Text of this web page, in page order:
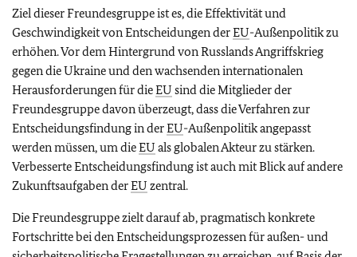
Ziel dieser Freundesgruppe ist es, die Effektivität und
Geschwindigkeit von Entscheidungen derEU-Außenpolitik zu
erhöhen. Vor dem Hintergrund von Russlands Angriffskrieg
gegen die Ukraine und den wachsenden internationalen
Herausforderungen für dieEU sind die Mitglieder der
Freundesgruppe davon überzeugt, dass die Verfahren zur
Entscheidungsfindung in derEU-Außenpolitik angepasst
werden müssen, um dieEU als globalen Akteur zu stärken.
Verbesserte Entscheidungsfindung ist auch mit Blick auf andere
Zukunftsaufgaben derEU zentral.
Die Freundesgruppe zielt darauf ab, pragmatisch konkrete
Fortschritte bei den Entscheidungsprozessen für außen- und